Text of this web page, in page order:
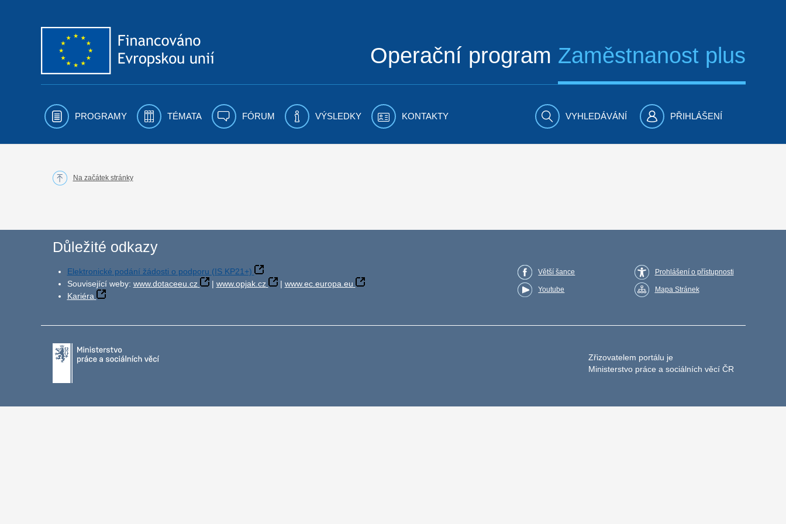
Operační program Zaměstnanost plus
PROGRAMY TÉMATA FÓRUM VÝSLEDKY KONTAKTY VYHLEDÁVÁNÍ PŘIHLÁŠENÍ
Na začátek stránky
Důležité odkazy
Elektronické podání žádosti o podporu (IS KP21+)
Související weby: www.dotaceeu.cz | www.opjak.cz | www.ec.europa.eu
Kariéra
Větší šance
Youtube
Prohlášení o přístupnosti
Mapa Stránek
Zřizovatelem portálu je
Ministerstvo práce a sociálních věcí ČR